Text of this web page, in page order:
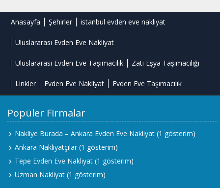
Anasayfa Şehirler istanbul evden eve nakliyat
Uluslararası Evden Eve Nakliyat
Uluslararası Evden Eve Taşımacılık Zati Eşya Taşımacılığı
Linkler Evden Eve Nakliyat Evden Eve Taşımacılık
Popüler Firmalar
Nakliye Burada – Ankara Evden Eve Nakliyat (1 gösterim)
Ankara Nakliyatçılar (1 gösterim)
Tepe Evden Eve Nakliyat (1 gösterim)
Uzman Nakliyat (1 gösterim)